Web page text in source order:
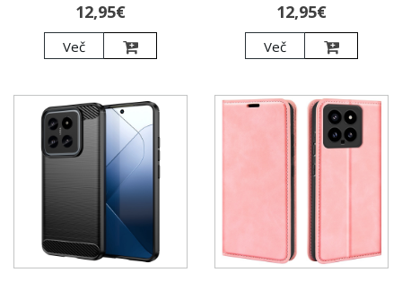
12,95€
Več
12,95€
Več